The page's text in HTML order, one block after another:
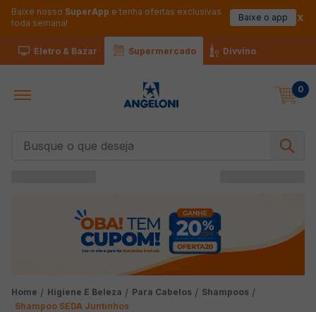
Baixe nosso SuperApp e tenha ofertas exclusivas
toda semana!
Baixe o app
Eletro & Bazar Supermercado Divvino
0
Higiene E Beleza Para Cabelos
Shampoos
Shampoo SEDA Juntinhos